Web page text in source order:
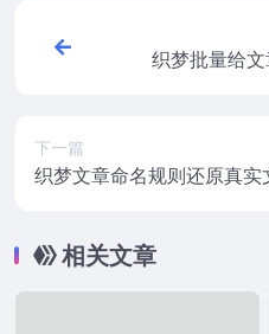
织梦批量给
下一篇
织梦文章命名规则还原真实
相关文章